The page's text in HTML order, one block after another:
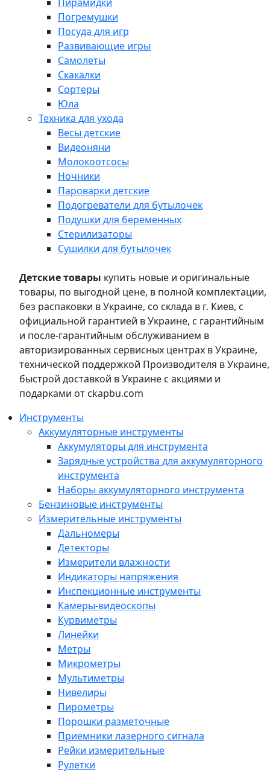
Погремушки
Посуда для игр
Развивающие игры
Самолеты
Скакалки
Сортеры
Юла
Техника для ухода
Весы детские
Видеоняни
Молокоотсосы
Ночники
Пароварки детские
Подогреватели для бутылочек
Подушки для беременных
Стерилизаторы
Сушилки для бутылочек
Детские товары купить новые и оригинальные
товары, по выгодной цене, в полной комплектации,
без распаковки в Украине, со склада в г. Киев, с
официальной гарантией в Украине, с гарантийным
и после-гарантийным обслуживанием в
авторизированных сервисных центрах в Украине,
технической поддержкой Производителя в Украине,
быстрой доставкой в Украине с акциями и
подарками от ckapbu.com
Инструменты
Аккумуляторные инструменты
Аккумуляторы для инструмента
Зарядные устройства для аккумуляторного
инструмента
Наборы аккумуляторного инструмента
Бензиновые инструменты
Измерительные инструменты
Дальномеры
Детекторы
Измерители влажности
Индикаторы напряжения
Инспекционные инструменты
Камеры-видеоскопы
Курвиметры
Линейки
Метры
Микрометры
Мультиметры
Нивелиры
Пирометры
Порошки разметочные
Приемники лазерного сигнала
Рейки измерительные
Рулетки